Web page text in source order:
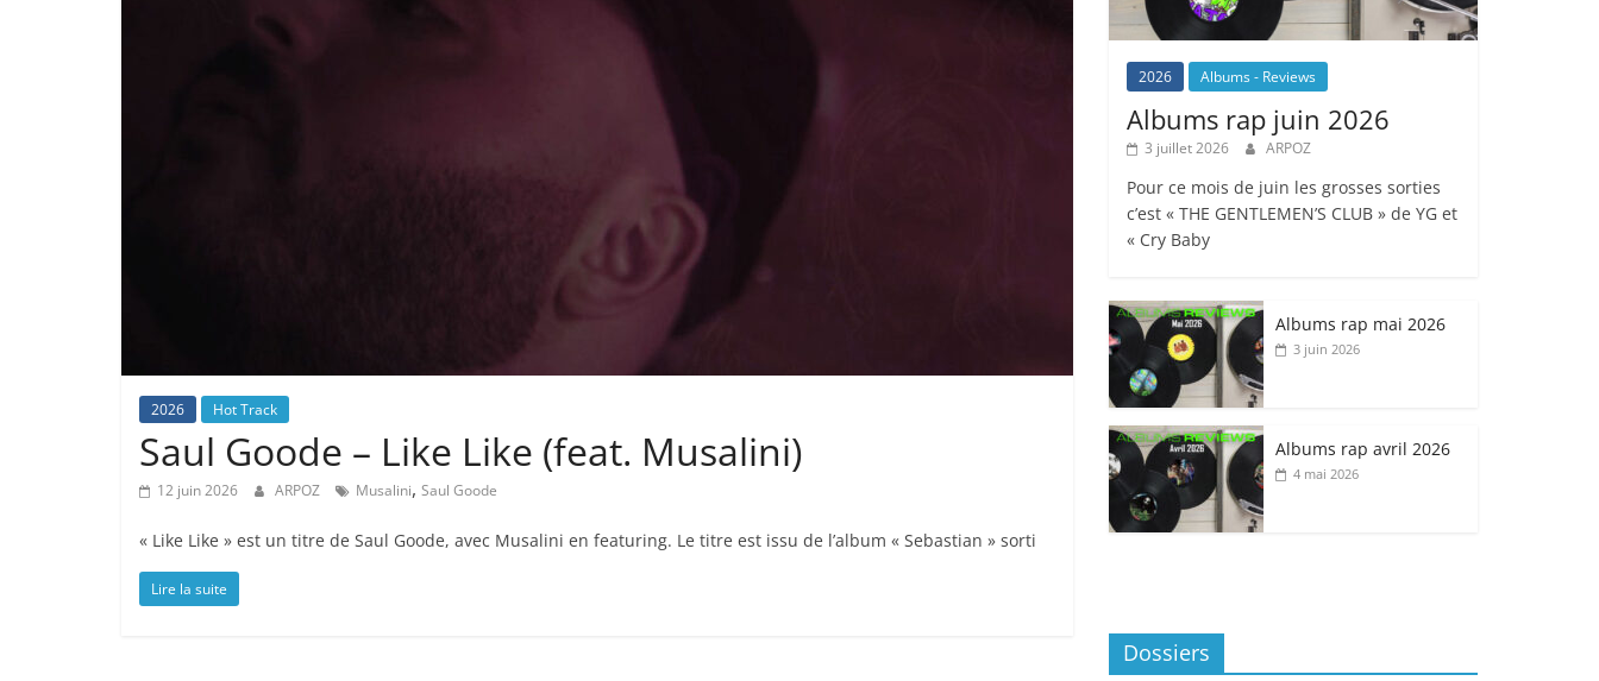
2026 Hot Track
Saul Goode – Like Like (feat. Musalini)
12 juin 2026 ARPOZ Musalini, Saul Goode
« Like Like » est un titre de Saul Goode, avec Musalini en featuring. Le titre est issu de l’album « Sebastian » sorti
Lire la suite
2026 Albums - Reviews
Albums rap juin 2026
3 juillet 2026 ARPOZ
Pour ce mois de juin les grosses sorties
c’est « THE GENTLEMEN’S CLUB » de YG et
« Cry Baby
Albums rap mai 2026
3 juin 2026
Albums rap avril 2026
4 mai 2026
Dossiers